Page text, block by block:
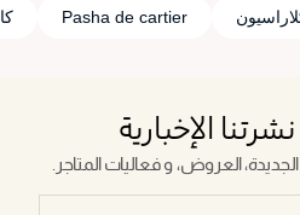
Pasha de cartier
الإخبارية
العروض، و فعاليات المتاجر.